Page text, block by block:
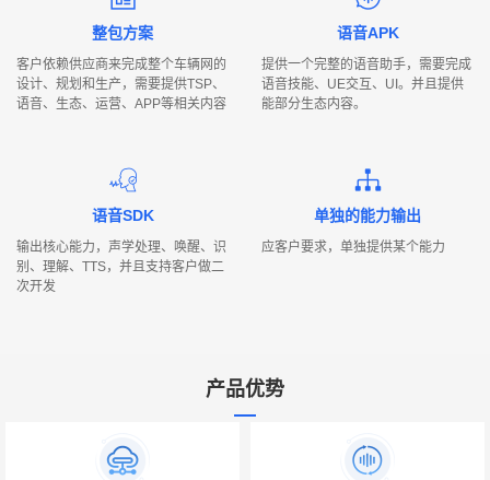
整包方案
客户依赖供应商来完成整个车辆网的
设计、规划和生产，需要提供TSP、
语音、生态、运营、APP等相关内容
语音APK
提供一个完整的语音助手，需要完成
语音技能、UE交互、UI。并且提供
能部分生态内容。
语音SDK
输出核心能力，声学处理、唤醒、识
别、理解、TTS，并且支持客户做二
次开发
单独的能力输出
应客户要求，单独提供某个能力
产品优势